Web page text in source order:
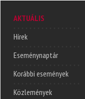
AKTUÁLIS
Hírek
Eseménynaptár
Korábbi események
Közlemények